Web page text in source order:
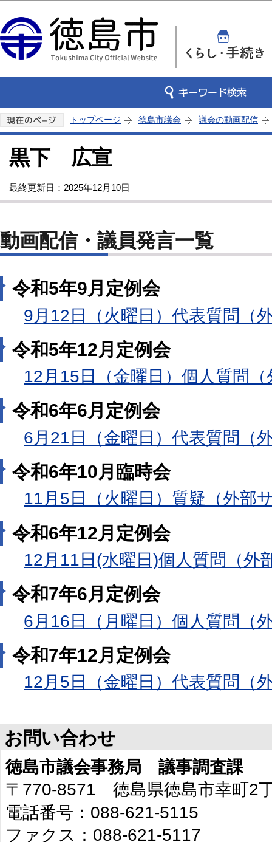
トップページ 徳島市議会 議会の動画配信
黒下 広宣
最終更新日：2025年12月10日
動画配信・議員発言一覧
令和5年9月定例会
9月12日（火曜日）代表質問（
令和5年12月定例会
12月15日（金曜日）個人質問
令和6年6月定例会
6月21日（金曜日）代表質問（
令和6年10月臨時会
11月5日（火曜日）質疑（外部
令和6年12月定例会
12月11日(水曜日)個人質問（外
令和7年6月定例会
6月16日（月曜日）個人質問（
令和7年12月定例会
12月5日（金曜日）代表質問（
お問い合わせ
徳島市議会事務局 議事調査課
〒770-8571 徳島県徳島市幸町2
電話番号：088-621-5115
ファクス：088-621-5117